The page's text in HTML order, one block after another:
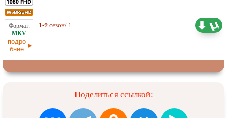
подро
бнее
1-й сезон/ 1
Поделиться ссылкой: